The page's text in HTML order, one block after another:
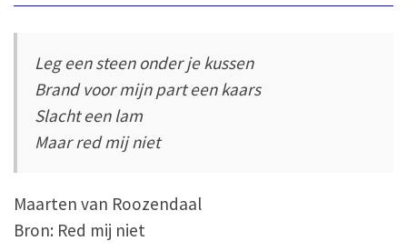
Leg een steen onder je kussen
Brand voor mijn part een kaars
Slacht een lam
Maar red mij niet
Maarten van Roozendaal
Bron: Red mij niet